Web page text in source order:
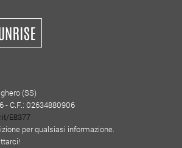
(SS)
- C.F.: 02634880906
E8377
per qualsiasi informazione.